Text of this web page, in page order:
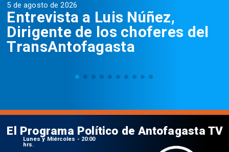
5 de agosto de 2026
Entrevista a Luis Núñez,
Dirigente de los choferes del
TransAntofagasta
El Programa Político de Antofagasta TV
Lunes y Miércoles - 20:00
hrs.